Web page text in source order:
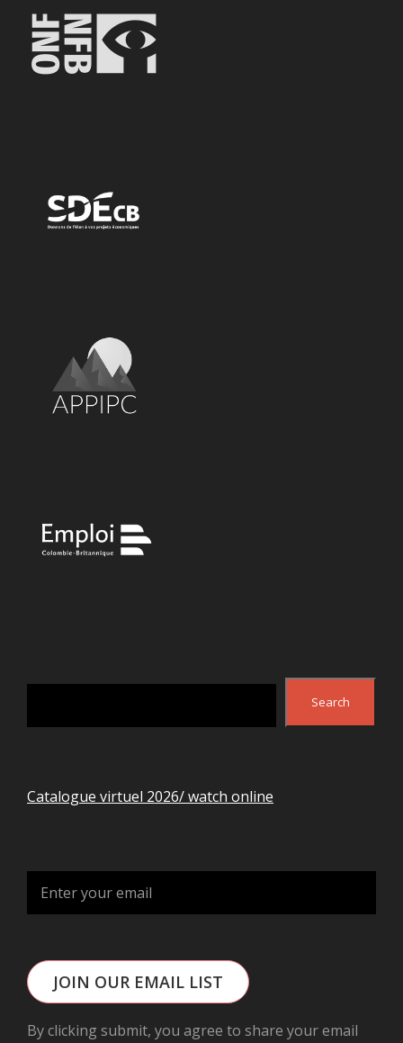
Search
Search
Catalogue virtuel 2026/ watch online
JOIN OUR EMAIL LIST
By clicking submit, you agree to share your email